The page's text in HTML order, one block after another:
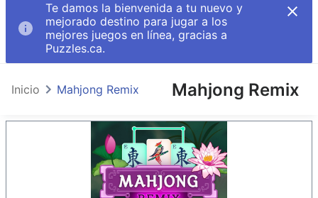
Te damos la bienvenida a tu nuevo y
mejorado destino para jugar a los
mejores juegos en línea, gracias a
Puzzles.ca.
Mahjong Remix
Inicio Mahjong Remix